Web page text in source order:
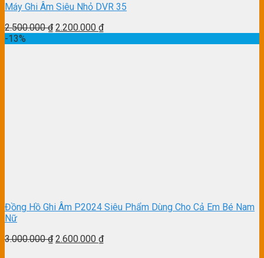
Máy Ghi Âm Siêu Nhỏ DVR 35
2.500.000₫ 2.200.000 ₫
-13%
Đồng Hồ Ghi Âm P2024 Siêu Phẩm Dùng Cho Cả Em Bé Nam
Nữ
3.000.000₫ 2.600.000 ₫